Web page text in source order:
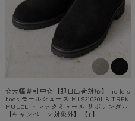
☆大幅割引中☆【即日出荷対応】molle s
hoes モールシューズ MLS210301-8 TREK
MULEL トレックミュール サボサンダル
【キャンペーン対象外】【T】